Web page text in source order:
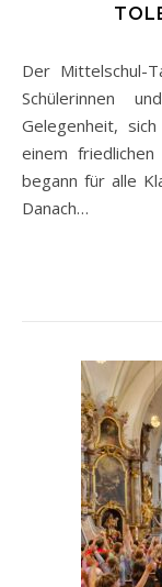
Der Mittelschul-Tag zum Thema Rassismus. Für unsere
Schülerinnen
Gelegenheit,
einem
begann für alle
Danach…